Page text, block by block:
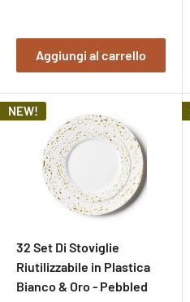
Aggiungi al carrello
NEW!
32 Set Di Stoviglie
Riutilizzabile in Plastica
Bianco & Oro - Pebbled